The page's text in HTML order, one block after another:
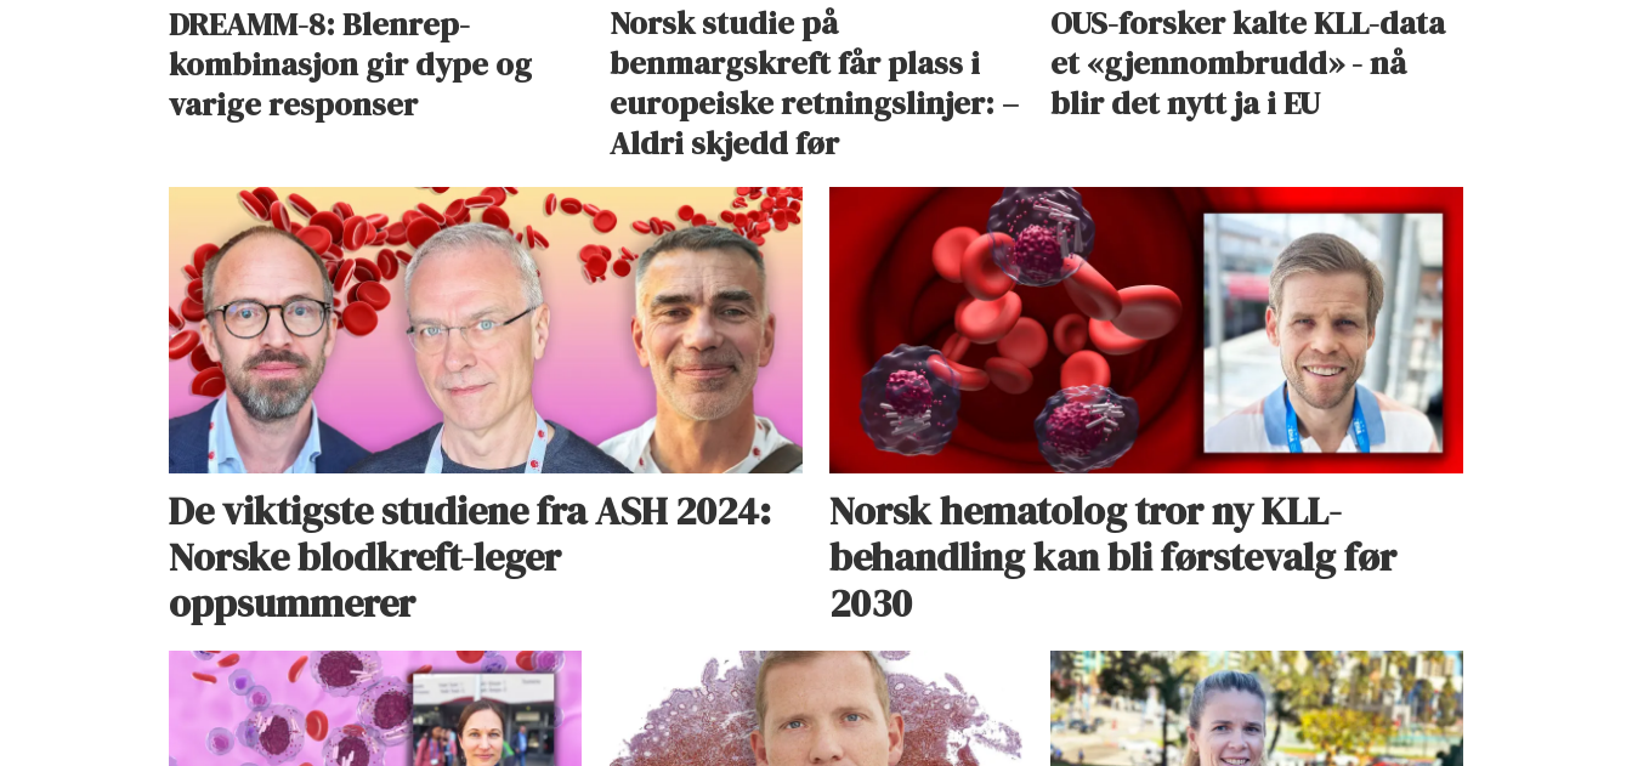
DREAMM-8: Blenrep-
kombinasjon gir dype og
varige responser
Norsk studie på
benmargskreft får plass i
europeiske retningslinjer: –
Aldri skjedd før
OUS-forsker kalte KLL-data
et «gjennombrudd» - nå
blir det nytt ja i EU
De viktigste studiene fra ASH 2024:
Norske blodkreft-leger
oppsummerer
Norsk hematolog tror ny KLL-
behandling kan bli førstevalg før
2030